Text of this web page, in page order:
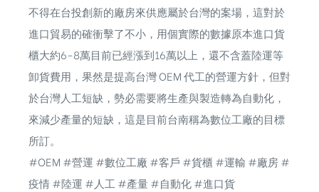
不得在台投創新的廠房來供應屬於台灣的案場，這對於
進口貿易的確衝擊了不小，用個實際的數據原本進口貨
櫃大約6-8萬目前已經漲到16萬以上，還不含蓋陸運等
卸貨費用，果然是提高台灣 OEM 代工的營運方針，但對
於台灣人工短缺，勢必需要將生產與製造轉為自動化，
來減少產量的短缺，這是目前台南稱為數位工廠的目標
所訂。
#OEM #營運 #數位工廠 #客戶 #貨櫃#運輸 #廠房#
疫情#陸運 #人工 #產量#自動化#進口貨
含日本